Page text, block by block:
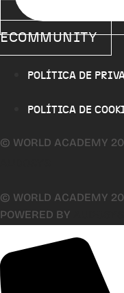
ECOMMUNITY
POLÍTICA DE
POLÍTICA DE
© WORLD ACADEMY
© WORLD ACADEMY
POWERED BY